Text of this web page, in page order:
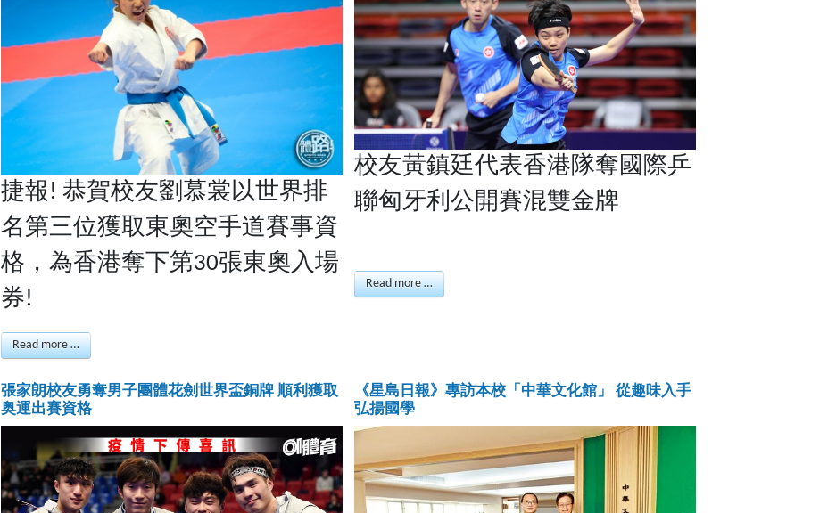
捷報! 恭賀校友劉慕裳以世界排
名第三位獲取東奧空手道賽事資
格，為香港奪下第30張東奧入場
券!
Read more …
校友黃鎮廷代表香港隊奪國際乒
聯匈牙利公開賽混雙金牌
Read more …
張家朗校友勇奪男子團體花劍世界盃銅牌 順利獲取
奥運出賽資格
《星島日報》專訪本校「中華文化館」 從趣味入手
弘揚國學